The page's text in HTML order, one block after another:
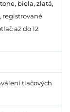
biela, zlatá,
registrované
až do 12
tlačových